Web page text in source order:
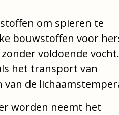
om spieren te
bouwstoffen voor
voldoende
het transport van
van de
worden neemt het